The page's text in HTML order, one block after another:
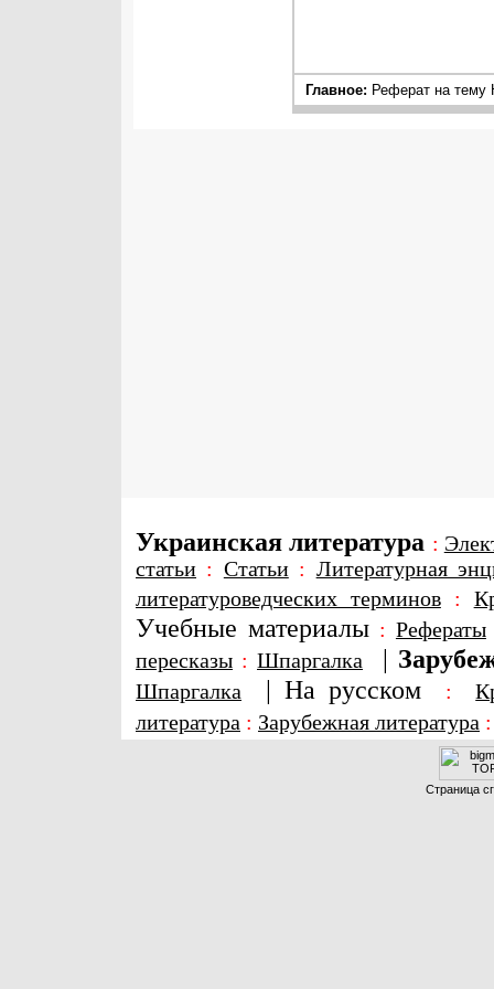
Главное: Реферат на тему
Украинская литература :
статьи : Статьи: Литературная
литературоведческих терминов:
Учебные материалы : Рефераты
пересказы : Шпаргалка |
Шпаргалка | На русском :
литература : Зарубежная литература
Страница